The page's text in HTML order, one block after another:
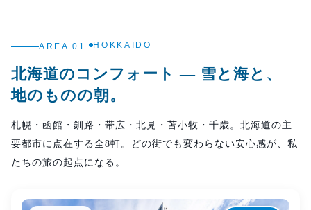
AREA 01 HOKKAIDO
北海道のコンフォート — 雪と海と、
地のものの朝。
札幌・函館・釧路・帯広・北見・苫小牧・千歳。北海道の主
要都市に点在する全8軒。どの街でも変わらない安心感が、私
たちの旅の起点になる。